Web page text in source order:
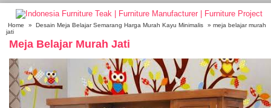
Home » Desain Meja Belajar Semarang Harga Murah Kayu Minimalis
» meja belajar murah
jati
Meja Belajar Murah Jati